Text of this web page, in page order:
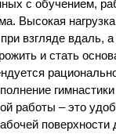
с обучением,
Высокая
взгляде
и стать
работы – это